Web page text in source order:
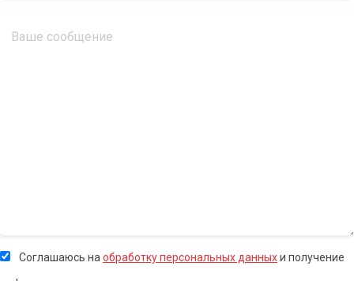
Соглашаюсь на обработку персональных данныхи получение